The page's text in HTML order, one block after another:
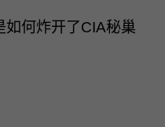
如何炸开了CIA秘巢